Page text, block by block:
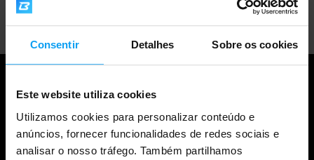
Consentir Detalhes Sobre os cookies
Este website utiliza cookies
Utilizamos cookies para personalizar conteúdo e
anúncios, fornecer funcionalidades de redes sociais e
analisar o nosso tráfego. Também partilhamos